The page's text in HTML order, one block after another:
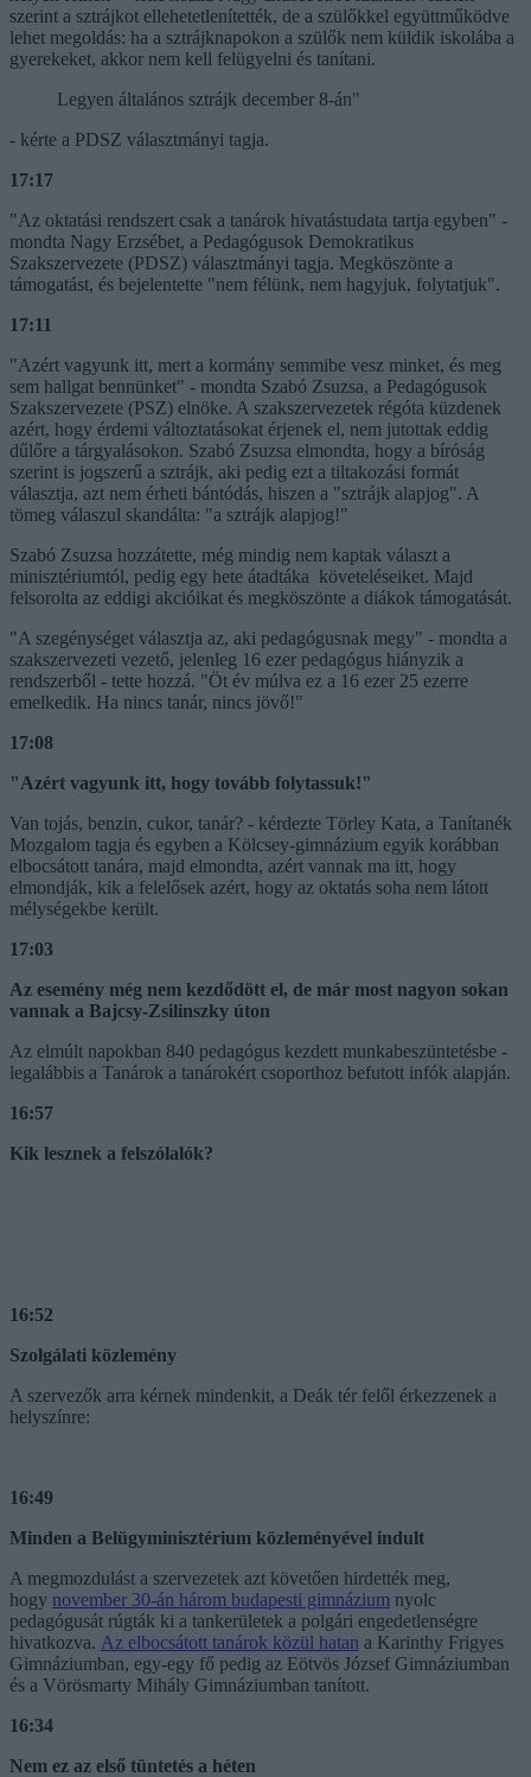
szerint a sztrájkot ellehetetlenítették, de a szülőkkel együttműködve
lehet megoldás: ha a sztrájknapokon a szülők nem küldik iskolába a
gyerekeket, akkor nem kell felügyelni és tanítani.
Legyen általános sztrájk december 8-án"
- kérte a PDSZ választmányi tagja.
17:17
"Az oktatási rendszert csak a tanárok hivatástudata tartja egyben" -
mondta Nagy Erzsébet, a Pedagógusok Demokratikus
Szakszervezete (PDSZ) választmányi tagja. Megköszönte a
támogatást, és bejelentette "nem félünk, nem hagyjuk, folytatjuk".
17:11
"Azért vagyunk itt, mert a kormány semmibe vesz minket, és meg
sem hallgat bennünket" - mondta Szabó Zsuzsa, a Pedagógusok
Szakszervezete (PSZ) elnöke. A szakszervezetek régóta küzdenek
azért, hogy érdemi változtatásokat érjenek el, nem jutottak eddig
dűlőre a tárgyalásokon. Szabó Zsuzsa elmondta, hogy a bíróság
szerint is jogszerű a sztrájk, aki pedig ezt a tiltakozási formát
választja, azt nem érheti bántódás, hiszen a "sztrájk alapjog". A
tömeg válaszul skandálta: "a sztrájk alapjog!"
Szabó Zsuzsa hozzátette, még mindig nem kaptak választ a
minisztériumtól, pedig egy hete átadtáka követeléseiket. Majd
felsorolta az eddigi akcióikat és megköszönte a diákok támogatását.
"A szegénységet választja az, aki pedagógusnak megy" - mondta a
szakszervezeti vezető, jelenleg 16 ezer pedagógus hiányzik a
rendszerből - tette hozzá. "Öt év múlva ez a 16 ezer 25 ezerre
emelkedik. Ha nincs tanár, nincs jövő!"
17:08
"Azért vagyunk itt, hogy tovább folytassuk!"
Van tojás, benzin, cukor, tanár? - kérdezte Törley Kata, a Tanítanék
Mozgalom tagja és egyben a Kölcsey-gimnázium egyik korábban
elbocsátott tanára, majd elmondta, azért vannak ma itt, hogy
elmondják, kik a felelősek azért, hogy az oktatás soha nem látott
mélységekbe került.
17:03
Az esemény még nem kezdődött el, de már most nagyon sokan
vannak a Bajcsy-Zsilinszky úton
Az elmúlt napokban 840 pedagógus kezdett munkabeszüntetésbe -
legalábbis a Tanárok a tanárokért csoporthoz befutott infók alapján.
16:57
Kik lesznek a felszólalók?
16:52
Szolgálati közlemény
A szervezők arra kérnek mindenkit, a Deák tér felől érkezzenek a
helyszínre:
16:49
Minden a Belügyminisztérium közleményével indult
A megmozdulást a szervezetek azt követően hirdették meg,
hogy november 30-án három budapesti gimnázium nyolc
pedagógusát rúgták ki a tankerületek a polgári engedetlenségre
hivatkozva. Az elbocsátott tanárok közül hatan a Karinthy Frigyes
Gimnáziumban, egy-egy fő pedig az Eötvös József Gimnáziumban
és a Vörösmarty Mihály Gimnáziumban tanított.
16:34
Nem ez az első tüntetés a héten